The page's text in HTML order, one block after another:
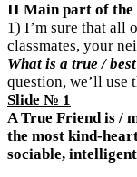
II Main part of the
1) I’m sure that all
classmates, your
What is a true /
question, we’ll use
Slide № 1
A True Friend is /
the most kind-
sociable,